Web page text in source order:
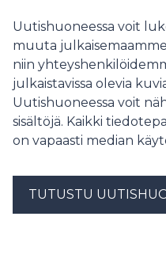
Uutishuoneessa voit
muuta
niin
julkaistavissa olevia
Uutishuoneessa voit
sisältöjä. Kaikki
on vapaasti median
TUTUSTU